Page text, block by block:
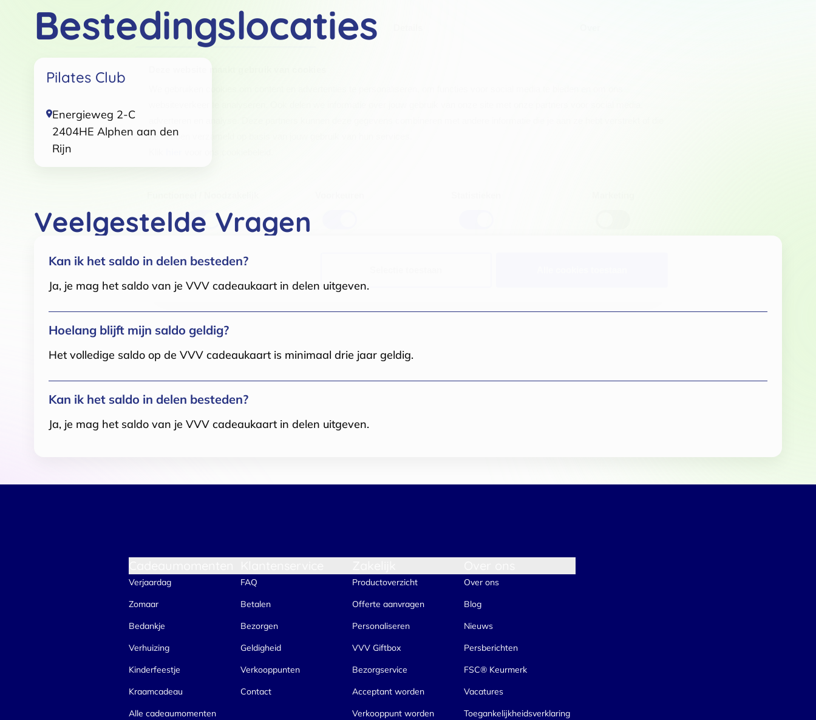
Toestemming
ze hebben verzameld op basis van jouw gebruik van hun services.
Bestedingslocaties
Pilates Club
Energieweg 2-C
2404HE Alphen aan den
Rijn
Veelgestelde Vragen
Kan ik het saldo in delen besteden?
Ja, je mag het saldo van je VVV cadeaukaart in delen uitgeven.
Hoelang blijft mijn saldo geldig?
Het volledige saldo op de VVV cadeaukaart is minimaal drie jaar geldig.
Kan ik het saldo in delen besteden?
Ja, je mag het saldo van je VVV cadeaukaart in delen uitgeven.
Verjaardag
Zomaar
Bedankje
Verhuizing
Kinderfeestje
Kraamcadeau
Alle cadeaumomenten
FAQ
Betalen
Bezorgen
Geldigheid
Verkooppunten
Contact
Productoverzicht
Offerte aanvragen
Personaliseren
VVV Giftbox
Bezorgservice
Acceptant worden
Verkooppunt worden
Over ons
Blog
Nieuws
Persberichten
FSC® Keurmerk
Vacatures
Toegankelijkheidsverklaring